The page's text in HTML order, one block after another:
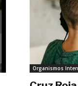
Organismos